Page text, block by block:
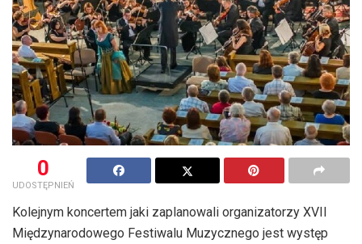
0
UDOSTĘPNIEŃ
Kolejnym koncertem jaki zaplanowali organizatorzy XVII
Międzynarodowego Festiwalu Muzycznego jest występ